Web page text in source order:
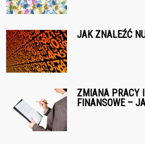
JAK ZNALEŹĆ
ZMIANA PRACY
FINANSOWE –